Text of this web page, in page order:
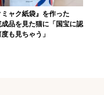
ミャク紙袋』を作った
品を見た猫に「国宝に認
も見ちゃう」